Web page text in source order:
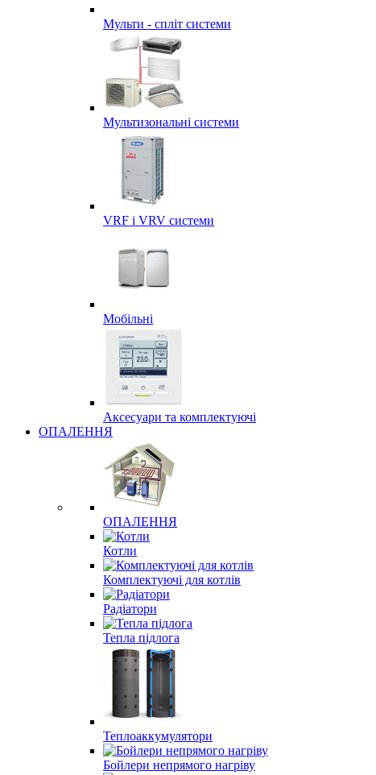
Мульти - спліт системи
Мультизональні системи
VRF і VRV системи
Мобільні
Аксесуари та комплектуючі
ОПАЛЕННЯ
ОПАЛЕННЯ
Котли
Комплектуючі для котлів
Радіатори
Тепла підлога
Теплоаккумулятори
Бойлери непрямого нагріву